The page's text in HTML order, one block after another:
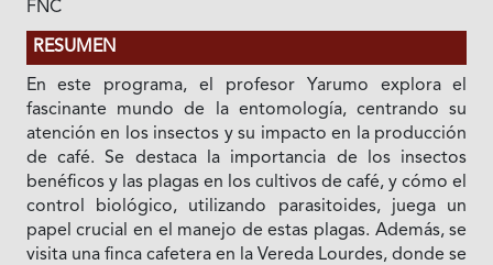
FNC
RESUMEN
En este programa, el profesor Yarumo explora el
fascinante mundo de la entomología, centrando su
atención en los insectos y su impacto en la producción
de café. Se destaca la importancia de los insectos
benéficos y las plagas en los cultivos de café, y cómo el
control biológico, utilizando parasitoides, juega un
papel crucial en el manejo de estas plagas. Además, se
visita una finca cafetera en la Vereda Lourdes, donde se